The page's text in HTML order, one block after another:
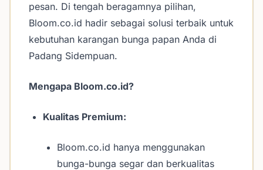
pesan. Di tengah beragamnya pilihan,
Bloom.co.id hadir sebagai solusi terbaik untuk
kebutuhan karangan bunga papan Anda di
Padang Sidempuan.
Mengapa Bloom.co.id?
Kualitas Premium:
Bloom.co.id hanya menggunakan
bunga-bunga segar dan berkualitas